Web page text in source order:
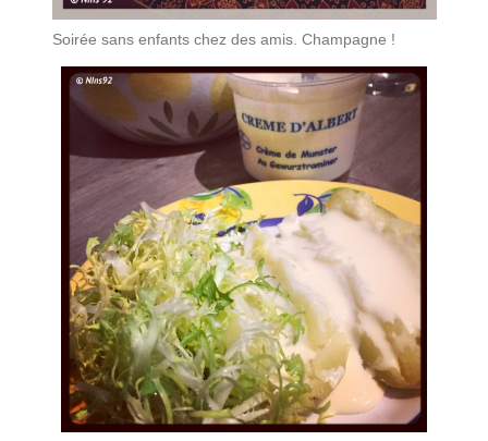
Soirée sans enfants chez des amis. Champagne !